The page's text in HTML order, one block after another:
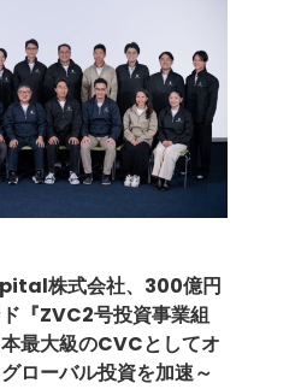
株式会社、300億円
『ZVC2号投資事業組
最大級のCVCとしてオ
ローバル投資を加速～